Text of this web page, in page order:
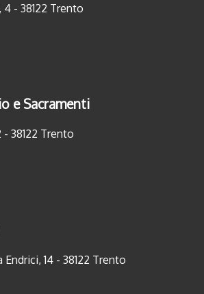
4 - 38122 Trento
e Sacramenti
- 38122 Trento
14 - 38122 Trento